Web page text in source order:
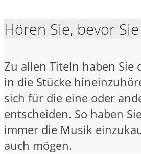
Hören Sie, bevor
Zu allen Titeln haben Sie
in die Stücke
sich für die eine oder
entscheiden. So haben
immer die Musik
auch mögen.